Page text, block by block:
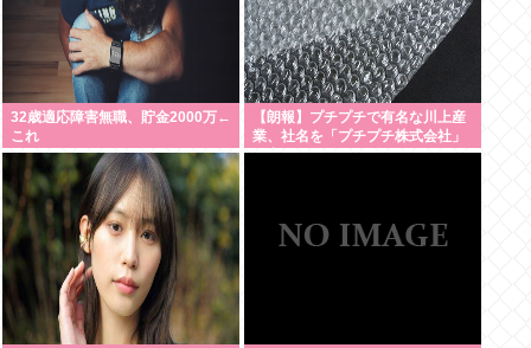
32歳適応障害無職、貯金2000万←
これ
【朗報】プチプチで有名な川上産
業、社名を「プチプチ株式会社」
に変更www